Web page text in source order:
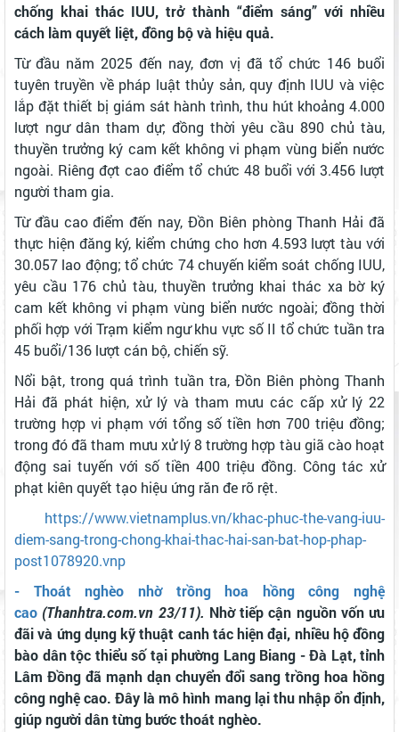
chống khai thác IUU, trở thành “điểm sáng” với nhiều
cách làm quyết liệt, đồng bộ và hiệu quả.
Từ đầu năm 2025 đến nay, đơn vị đã tổ chức 146 buổi
tuyên truyền về pháp luật thủy sản, quy định IUU và việc
lắp đặt thiết bị giám sát hành trình, thu hút khoảng 4.000
lượt ngư dân tham dự; đồng thời yêu cầu 890 chủ tàu,
thuyền trưởng ký cam kết không vi phạm vùng biển nước
ngoài. Riêng đợt cao điểm tổ chức 48 buổi với 3.456 lượt
người tham gia.
Từ đầu cao điểm đến nay, Đồn Biên phòng Thanh Hải đã
thực hiện đăng ký, kiểm chứng cho hơn 4.593 lượt tàu với
30.057 lao động; tổ chức 74 chuyến kiểm soát chống IUU,
yêu cầu 176 chủ tàu, thuyền trưởng khai thác xa bờ ký
cam kết không vi phạm vùng biển nước ngoài; đồng thời
phối hợp với Trạm kiểm ngư khu vực số II tổ chức tuần tra
45 buổi/136 lượt cán bộ, chiến sỹ.
Nổi bật, trong quá trình tuần tra, Đồn Biên phòng Thanh
Hải đã phát hiện, xử lý và tham mưu các cấp xử lý 22
trường hợp vi phạm với tổng số tiền hơn 700 triệu đồng;
trong đó đã tham mưu xử lý 8 trường hợp tàu giã cào hoạt
động sai tuyến với số tiền 400 triệu đồng. Công tác xử
phạt kiên quyết tạo hiệu ứng răn đe rõ rệt.
https://www.vietnamplus.vn/khac-phuc-the-vang-iuu-
diem-sang-trong-chong-khai-thac-hai-san-bat-hop-phap-
post1078920.vnp
- Thoát nghèo nhờ trồng hoa hồng công nghệ
cao (Thanhtra.com.vn 23/11). Nhờ tiếp cận nguồn vốn ưu
đãi và ứng dụng kỹ thuật canh tác hiện đại, nhiều hộ đồng
bào dân tộc thiểu số tại phường Lang Biang - Đà Lạt, tỉnh
Lâm Đồng đã mạnh dạn chuyển đổi sang trồng hoa hồng
công nghệ cao. Đây là mô hình mang lại thu nhập ổn định,
giúp người dân từng bước thoát nghèo.